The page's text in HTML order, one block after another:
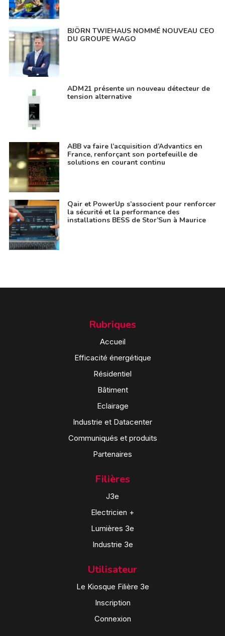
BJÖRN TWIEHAUS NOMMÉ NOUVEAU CEO
DU GROUPE WAGO
ADM21 présente un nouveau détecteur de
tension alternative
ABB va faire l’acquisition d’Advantics en
France, renforçant son portefeuille de
solutions en courant continu
Qair et PowerUp s’associent pour renforcer
la sécurité et la performance des
installations BESS de Stor’Sun à Maurice
Rubriques
Accueil
Efficacité énergétique
Résidentiel
Bâtiment
Eclairage
Industrie et Datacenter
Communiqués et produits
Partenaires
Filières
J3e
Electricien +
Lumières 3e
Industrie 3e
Utilisateur
Le Kiosque Filière 3e
Inscription
Connexion